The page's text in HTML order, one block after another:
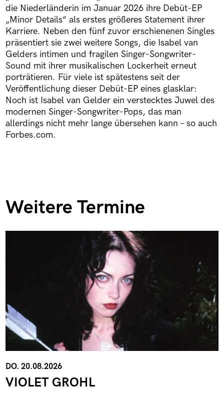
die Niederländerin im Januar 2026 ihre Debüt-EP
„Minor Details“ als erstes größeres Statement ihrer
Karriere. Neben den fünf zuvor erschienenen Singles
präsentiert sie zwei weitere Songs, die Isabel van
Gelders intimen und fragilen Singer-Songwriter-
Sound mit ihrer musikalischen Lockerheit erneut
porträtieren. Für viele ist spätestens seit der
Veröffentlichung dieser Debüt-EP eines glasklar:
Noch ist Isabel van Gelder ein verstecktes Juwel des
modernen Singer-Songwriter-Pops, das man
allerdings nicht mehr lange übersehen kann – so auch
Forbes.com.
Weitere Termine
DO. 20.08.2026
VIOLET GROHL